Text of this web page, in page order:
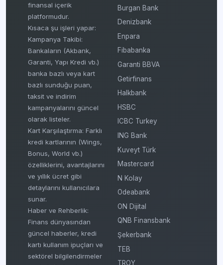
finansal içerik
platformudur.
Kısaca şu işleri yapar:
Kampanya Takibi:
Bankaların (Akbank,
Garanti, Yapı Kredi vb.)
banka bazlı veya kart
bazlı sunduğu puan,
taksit ve indirim
kampanyalarını güncel
olarak listeler.
Kart Karşılaştırma: Farklı
kredi kartlarının (Wings,
Bonus, World vb.)
özelliklerini, avantajlarını
ve yıllık ücret gibi
detaylarını kullanıcılara
sunar.
Haber ve Rehberlik:
Finans dünyasından
güncel haberler, kredi
kartı kullanım ipuçları ve
sektörel bilgilendirmeler
Burgan Bank
Denizbank
Enpara
Fibabanka
Garanti BBVA
Getirfinans
Halkbank
HSBC
ICBC Turkey
ING Bank
Kuveyt Türk
Mastercard
N Kolay
Odeabank
ON Dijital
QNB Finansbank
Şekerbank
TEB
TROY